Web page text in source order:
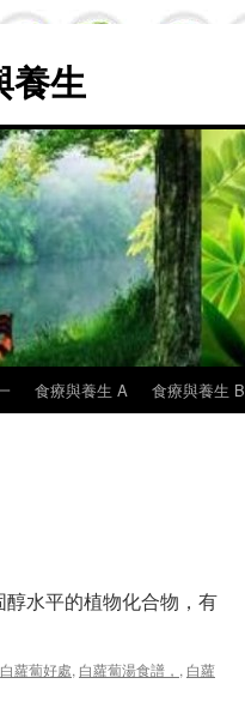
養生
食療與養生 A 食療與養生 B
水平的植物化合物，有
白蘿蔔好處, 白蘿蔔湯食譜， , 白蘿